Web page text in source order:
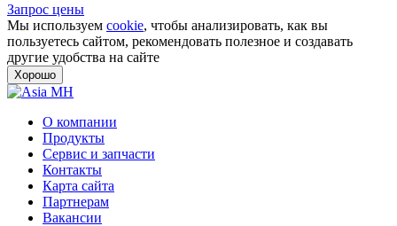
Запрос цены
Мы используем cookie, чтобы анализировать, как вы
пользуетесь сайтом, рекомендовать полезное и создавать
другие удобства на сайте
Хорошо
О компании
Продукты
Сервис и запчасти
Контакты
Карта сайта
Партнерам
Вакансии